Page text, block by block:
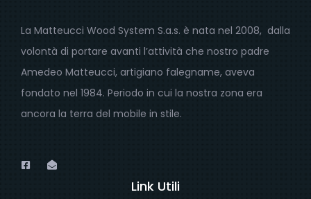
La Matteucci Wood System S.a.s. è nata nel 2008, dalla
volontà di portare avanti l’attività che nostro padre
Amedeo Matteucci, artigiano falegname, aveva
fondato nel 1984. Periodo in cui la nostra zona era
ancora la terra del mobile in stile.
Link Utili